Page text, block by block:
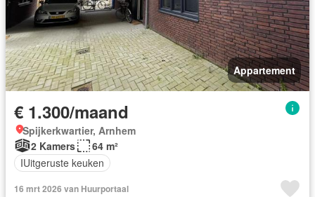
Appartement
€ 1.300/maand
Spijkerkwartier, Arnhem
2 Kamers
64 m²
IUitgeruste keuken
16 mrt 2026 van Huurportaal